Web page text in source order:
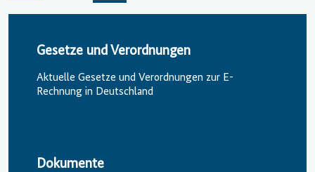
Gesetze und Verordnungen
Aktuelle Gesetze und Verordnungen zur E-
Rechnung in Deutschland
Dokumente